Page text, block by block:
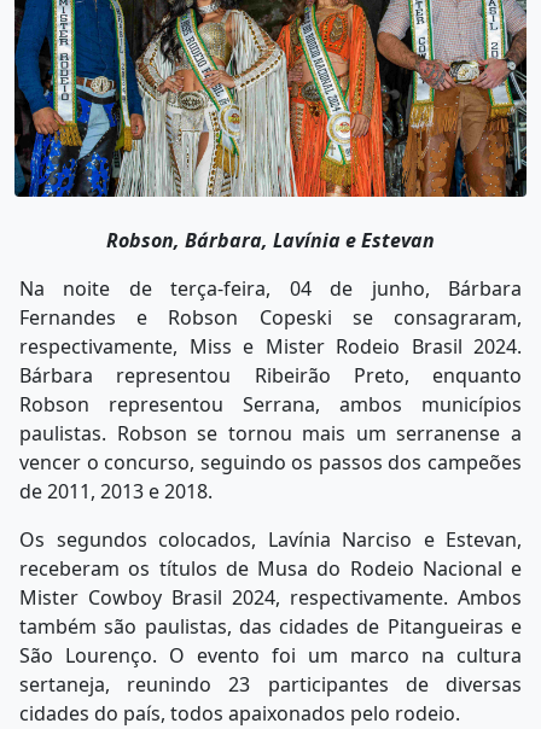
Robson, Bárbara, Lavínia e Estevan
Na noite de terça-feira, 04 de junho, Bárbara
Fernandes e Robson Copeski se consagraram,
respectivamente, Miss e Mister Rodeio Brasil 2024.
Bárbara representou Ribeirão Preto, enquanto
Robson representou Serrana, ambos municípios
paulistas. Robson se tornou mais um serranense a
vencer o concurso, seguindo os passos dos campeões
de 2011, 2013 e 2018.
Os segundos colocados, Lavínia Narciso e Estevan,
receberam os títulos de Musa do Rodeio Nacional e
Mister Cowboy Brasil 2024, respectivamente. Ambos
também são paulistas, das cidades de Pitangueiras e
São Lourenço. O evento foi um marco na cultura
sertaneja, reunindo 23 participantes de diversas
cidades do país, todos apaixonados pelo rodeio.